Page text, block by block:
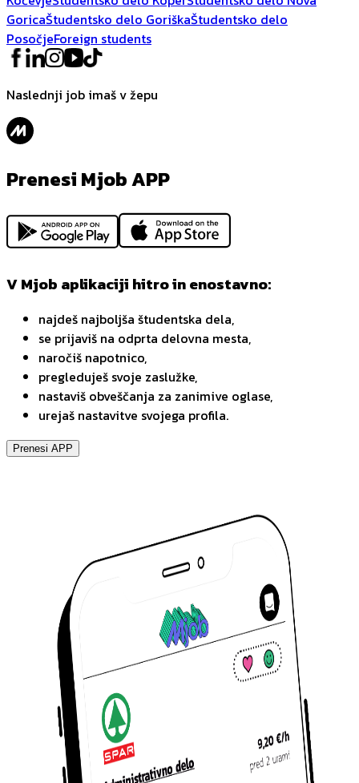
GoricaŠtudentsko delo GoriškaŠtudentsko delo
PosočjeForeign students
Naslednji job imaš v žepu
Prenesi Mjob APP
V Mjob aplikaciji hitro in enostavno:
najdeš najboljša študentska dela,
se prijaviš na odprta delovna mesta,
naročiš napotnico,
pregleduješ svoje zaslužke,
nastaviš obveščanja za zanimive oglase,
urejaš nastavitve svojega profila.
Prenesi APP